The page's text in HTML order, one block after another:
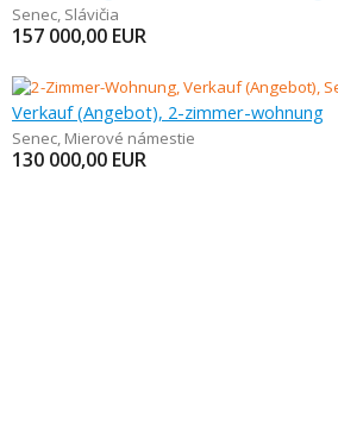
Senec, Slávičia
157 000,00 EUR
Verkauf (Angebot), 2-zimmer-wohnung
Senec, Mierové námestie
130 000,00 EUR